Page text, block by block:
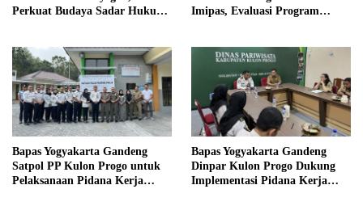
Perkuat Budaya Sadar Hukum
Imipas, Evaluasi Program
Bapas Yogyakarta Gandeng
Satpol PP Kulon Progo untuk
Pelaksanaan Pidana Kerja
Bapas Yogyakarta Gandeng
Dinpar Kulon Progo Dukung
Implementasi Pidana Kerja